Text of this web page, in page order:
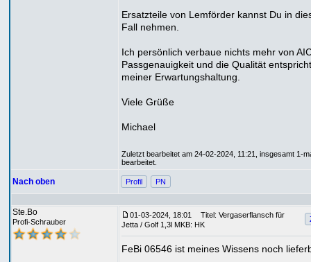
Ersatzteile von Lemförder kannst Du in
Fall nehmen.
Ich persönlich verbaue nichts mehr von
Passgenauigkeit und die Qualität
meiner Erwartungshaltung.
Viele Grüße
Michael
Zuletzt bearbeitet am 24-02-2024, 11:21, insgesamt 1-
bearbeitet.
Nach oben Profil PN
Ste.Bo
Profi-Schrauber
01-03-2024, 18:01
Titel: Vergaserflansch für
Jetta / Golf 1,3l MKB: HK
FeBi 06546 ist meines Wissens noch